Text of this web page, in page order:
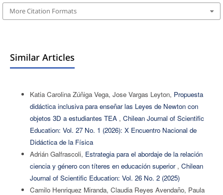
More Citation Formats
Similar Articles
Katia Carolina Zúñiga Vega, Jose Vargas Leyton, Propuesta
didáctica inclusiva para enseñar las Leyes de Newton con
objetos 3D a estudiantes TEA , Chilean Journal of Scientific
Education: Vol. 27 No. 1 (2026): X Encuentro Nacional de
Didáctica de la Física
Adrián Galfrascoli, Estrategia para el abordaje de la relación
ciencia y género con títeres en educación superior , Chilean
Journal of Scientific Education: Vol. 26 No. 2 (2025)
Camilo Henriquez Miranda, Claudia Reyes Avendaño, Paula